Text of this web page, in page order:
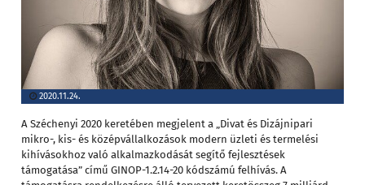
2020.11.24.
A Széchenyi 2020 keretében megjelent a „Divat és Dizájnipari
mikro-, kis- és középvállalkozások modern üzleti és termelési
kihívásokhoz való alkalmazkodását segítő fejlesztések
támogatása” című GINOP-1.2.14-20 kódszámú felhívás. A